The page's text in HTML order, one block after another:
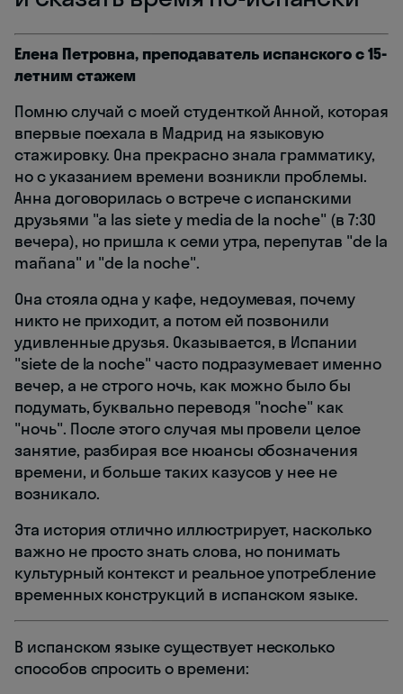
Елена Петровна, преподаватель испанского с 15-
летним стажем
Помню случай с моей студенткой Анной, которая
впервые поехала в Мадрид на языковую
стажировку. Она прекрасно знала грамматику,
но с указанием времени возникли проблемы.
Анна договорилась о встрече с испанскими
друзьями "a las siete y media de la noche" (в 7:30
вечера), но пришла к семи утра, перепутав "de la
mañana" и "de la noche".
Она стояла одна у кафе, недоумевая, почему
никто не приходит, а потом ей позвонили
удивленные друзья. Оказывается, в Испании
"siete de la noche" часто подразумевает именно
вечер, а не строго ночь, как можно было бы
подумать, буквально переводя "noche" как
"ночь". После этого случая мы провели целое
занятие, разбирая все нюансы обозначения
времени, и больше таких казусов у нее не
возникало.
Эта история отлично иллюстрирует, насколько
важно не просто знать слова, но понимать
культурный контекст и реальное употребление
временных конструкций в испанском языке.
В испанском языке существует несколько
способов спросить о времени: